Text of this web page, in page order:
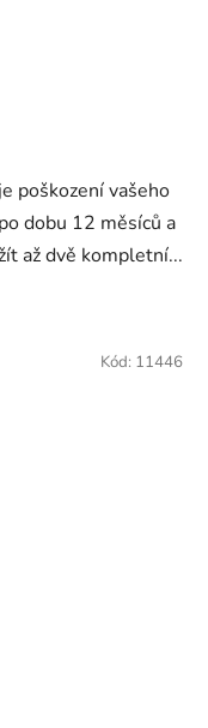
poškození vašeho
dobu 12 měsíců a
až dvě kompletní...
Kód: 11446